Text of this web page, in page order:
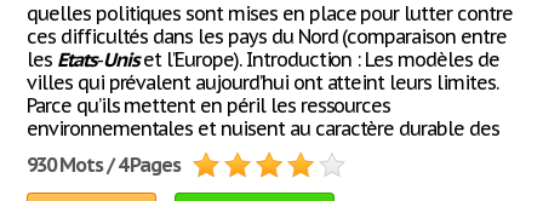
quelles politiques sont mises en place pour lutter contre
ces difficultés dans les pays du Nord (comparaison entre
les Etats-Uniset l’Europe). Introduction : Les modèles de
villes qui prévalent aujourd’hui ont atteint leurs limites.
Parce qu’ils mettent en péril les ressources
environnementales et nuisent au caractère durable des
930 Mots / 4 Pages